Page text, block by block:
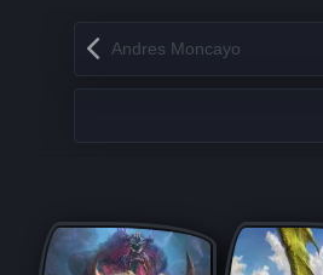
Запись навигация
Andres Moncayo